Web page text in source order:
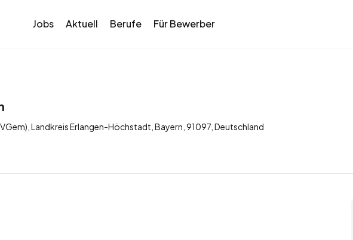
Jobs Aktuell Berufe Für Bewerber
Landkreis Erlangen-Höchstadt, Bayern, 91097, Deutschland